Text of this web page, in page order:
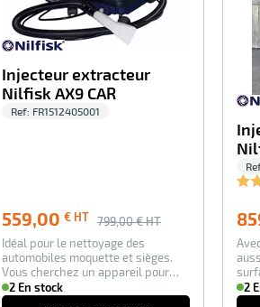
Injecteur extracteur
Nilfisk AX9 CAR
Ref: FR1512405001
559,00 € HT 799,00 € HT
Idéal pour le nettoyage des
automobiles moquette et sièges.
Vous cherchez un appareil pour
nettoyer les t…
2 En stock
A…
2